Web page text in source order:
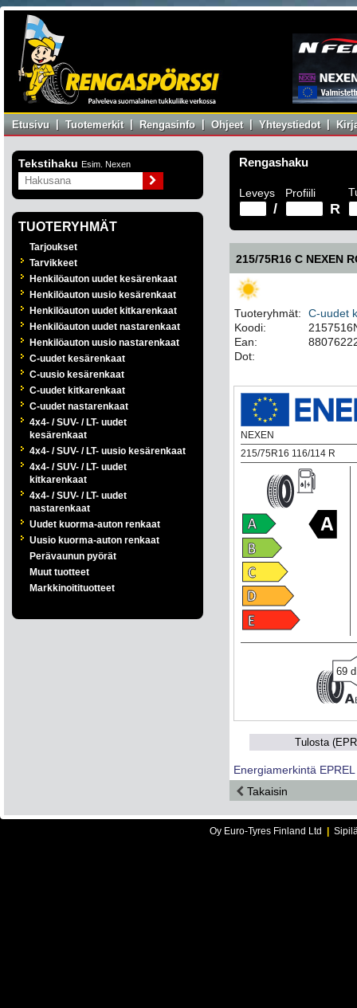
Etusivu | Tuotemerkit | Rengasinfo | Ohjeet | Yhteystiedot |
Tekstihaku Esim. Nexen
TUOTERYHMÄT
Tarjoukset
Tarvikkeet
Henkilöauton uudet kesärenkaat
Henkilöauton uusio kesärenkaat
Henkilöauton uudet kitkarenkaat
Henkilöauton uudet nastarenkaat
Henkilöauton uusio nastarenkaat
C-uudet kesärenkaat
C-uusio kesärenkaat
C-uudet kitkarenkaat
C-uudet nastarenkaat
4x4- / SUV- / LT- uudet
kesärenkaat
4x4- / SUV- / LT- uusio kesärenkaat
4x4- / SUV- / LT- uudet
kitkarenkaat
4x4- / SUV- / LT- uudet
nastarenkaat
Uudet kuorma-auton renkaat
Uusio kuorma-auton renkaat
Perävaunun pyörät
Muut tuotteet
Markkinoitituotteet
Rengashaku
Leveys
/
Profiili
R
215/75R16 C NEXEN
Tuoteryhmät:
C-uudet
Koodi:
Ean:
Dot:
NEXEN
215/75R16 116/114 R
69
Tulosta
Energiamerkintä EPREL
Takaisin
Oy Euro-Tyres Finland Ltd